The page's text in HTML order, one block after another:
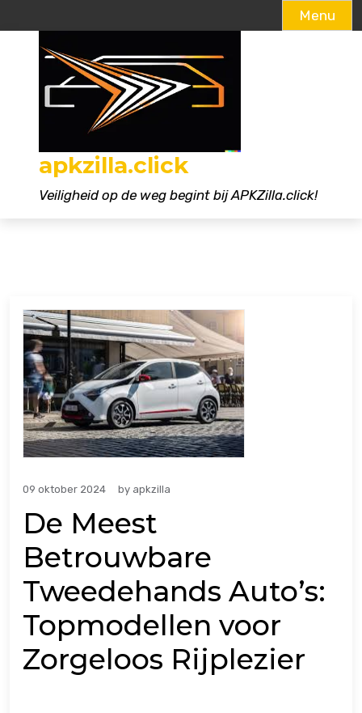
Menu
apkzilla.click
Veiligheid op de weg begint bij APKZilla.click!
09 oktober 2024 by apkzilla
De Meest
Betrouwbare
Tweedehands Auto’s:
Topmodellen voor
Zorgeloos Rijplezier